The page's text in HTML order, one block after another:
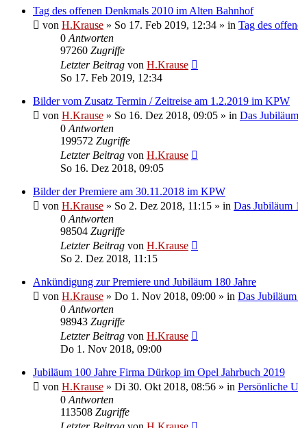
Tag des offenen Denkmals 2010 im Alten Bahnhof
von H.Krause » So 17. Feb 2019, 12:34 » in Tag des
0 Antworten
97260 Zugriffe
Letzter Beitrag von H.Krause
So 17. Feb 2019, 12:34
Bilder vom Zusatz Termin / Zeitreise am 1.2.2019 im KPW
von H.Krause » So 16. Dez 2018, 09:05 » in Das
0 Antworten
199572 Zugriffe
Letzter Beitrag von H.Krause
So 16. Dez 2018, 09:05
Bilder der Premiere am 30.11.2018 im KPW
von H.Krause » So 2. Dez 2018, 11:15 » in Das Jubiläum
0 Antworten
98504 Zugriffe
Letzter Beitrag von H.Krause
So 2. Dez 2018, 11:15
Ankündigung zur Premiere und Jubiläum 180 Jahre
von H.Krause » Do 1. Nov 2018, 09:00 » in Das
0 Antworten
98943 Zugriffe
Letzter Beitrag von H.Krause
Do 1. Nov 2018, 09:00
Jubiläum 100 Jahre Firma Dürkop im Opel Jahrbuch 2019
von H.Krause » Di 30. Okt 2018, 08:56 » in Persönliche
0 Antworten
113508 Zugriffe